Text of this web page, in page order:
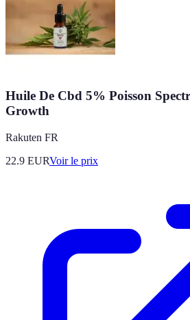
Huile De Cbd 5% Poisson
Growth
Rakuten FR
22.9 EURVoir le prix